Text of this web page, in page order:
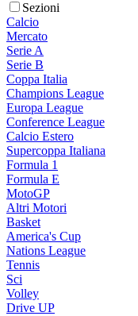
Sezioni
Calcio
Mercato
Serie A
Serie B
Coppa Italia
Champions League
Europa League
Conference League
Calcio Estero
Supercoppa Italiana
Formula 1
Formula E
MotoGP
Altri Motori
Basket
America's Cup
Nations League
Tennis
Sci
Volley
Drive UP